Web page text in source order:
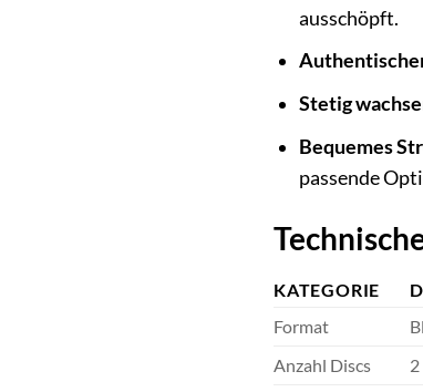
ausschöpft.
Stetig
Bequemes
passende
KATEGORIE
Format
Anzahl Discs
2